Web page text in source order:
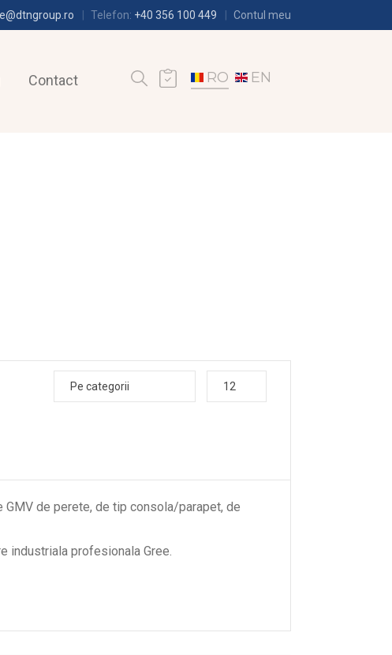
Telefon: +40 356 100 449 Contul meu
Contact RO EN
Pe categorii 12
de perete, de tip consola/parapet, de
industriala profesionala Gree.